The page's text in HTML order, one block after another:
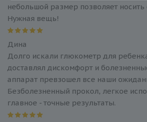
небольшой размер позволяет носить
Нужная вещь!
Дина
Долго искали глюкометр для
доставлял дискомфорт и
аппарат превзошел все наши
Безболезненный прокол, легкое
главное - точные результаты.